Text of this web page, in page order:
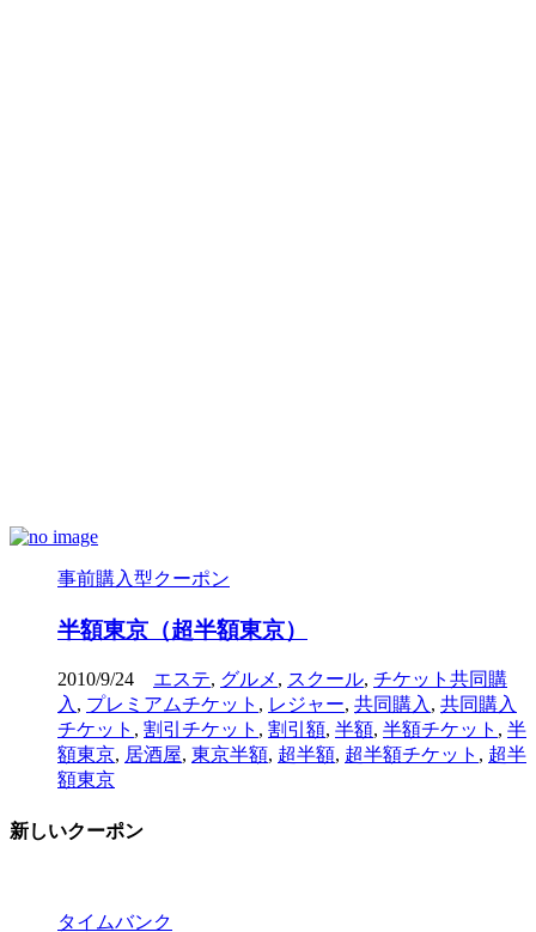
事前購入型クーポン
半額東京（超半額東京）
2010/9/24 エステ, グルメ , スクール, チケット共同購
入 , プレミアムチケット , レジャー, 共同購入 , 共同購入
チケット , 割引チケット , 割引額, 半額, 半額チケット , 半
額東京, 居酒屋, 東京半額, 超半額, 超半額チケット , 超半
額東京
新しいクーポン
タイムバンク